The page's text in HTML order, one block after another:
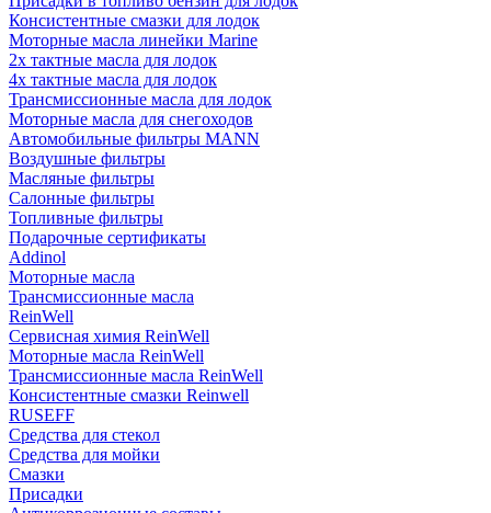
Консистентные смазки для лодок
Моторные масла линейки Marine
2х тактные масла для лодок
4х тактные масла для лодок
Трансмиссионные масла для лодок
Моторные масла для снегоходов
Автомобильные фильтры MANN
Воздушные фильтры
Масляные фильтры
Салонные фильтры
Топливные фильтры
Подарочные сертификаты
Addinol
Моторные масла
Трансмиссионные масла
ReinWell
Сервисная химия ReinWell
Моторные масла ReinWell
Трансмиссионные масла ReinWell
Консистентные смазки Reinwell
RUSEFF
Средства для стекол
Средства для мойки
Смазки
Присадки